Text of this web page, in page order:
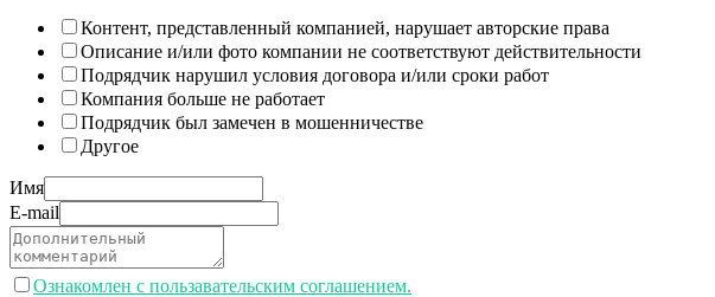
Контент, представленный компанией, нарушает авторские права
Описание и/или фото компании не соответствуют действительности
Подрядчик нарушил условия договора и/или сроки работ
Компания больше не работает
Подрядчик был замечен в мошенничестве
Другое
Имя
E-mail
Ознакомлен с пользавательским соглашением.